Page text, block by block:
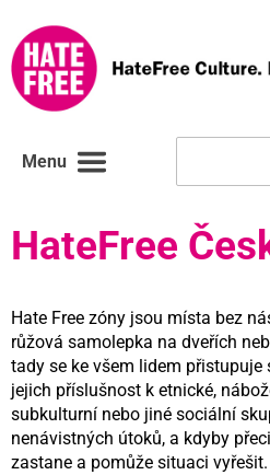
Menu
HateFree
Hate Free zóny jsou místa bez
růžová samolepka na dveřích
tady se ke všem lidem přistupuje
jejich příslušnost k etnické,
subkulturní nebo jiné sociální
nenávistných útoků, a kdyby
zastane a pomůže situaci